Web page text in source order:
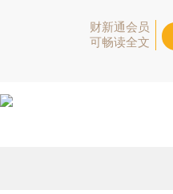
财新通会员
可畅读全文